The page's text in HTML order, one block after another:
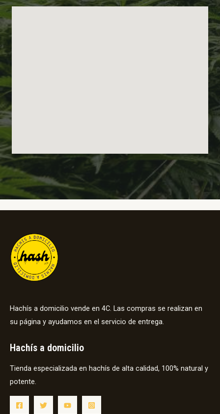
Hachís a domicilio vende en 4C. Las compras se realizan en
su página y ayudamos en el servicio de entrega.
Hachís a domicilio
Tienda especializada en hachís de alta calidad, 100% natural y
potente.